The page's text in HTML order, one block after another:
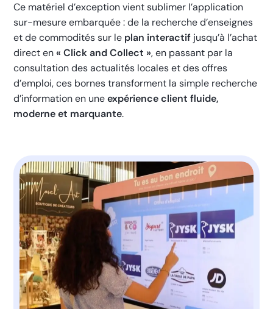
Ce matériel d’exception vient sublimer l’application
sur-mesure embarquée : de la recherche d’enseignes
et de commodités sur le plan interactif jusqu’à l’achat
direct en« Click and Collect », en passant par la
consultation des actualités locales et des offres
d’emploi, ces bornes transforment la simple recherche
d’information en uneexpérience client fluide,
moderne et marquante.